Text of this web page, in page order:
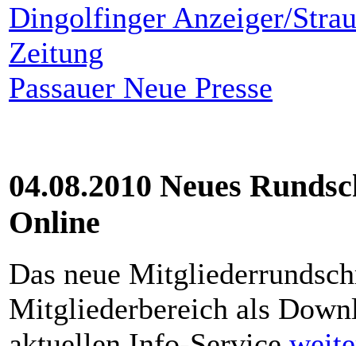
Dingolfinger Anzeiger/
Zeitung
Passauer Neue Presse
04.08.2010 Neues
Online
Das neue
Mitgliederbereich als